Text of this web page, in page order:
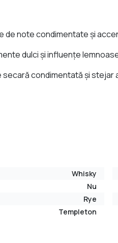
de note condimentate și
dulci și influențe
condimentată și stejar
Whisky
Nu
Rye
Templeton